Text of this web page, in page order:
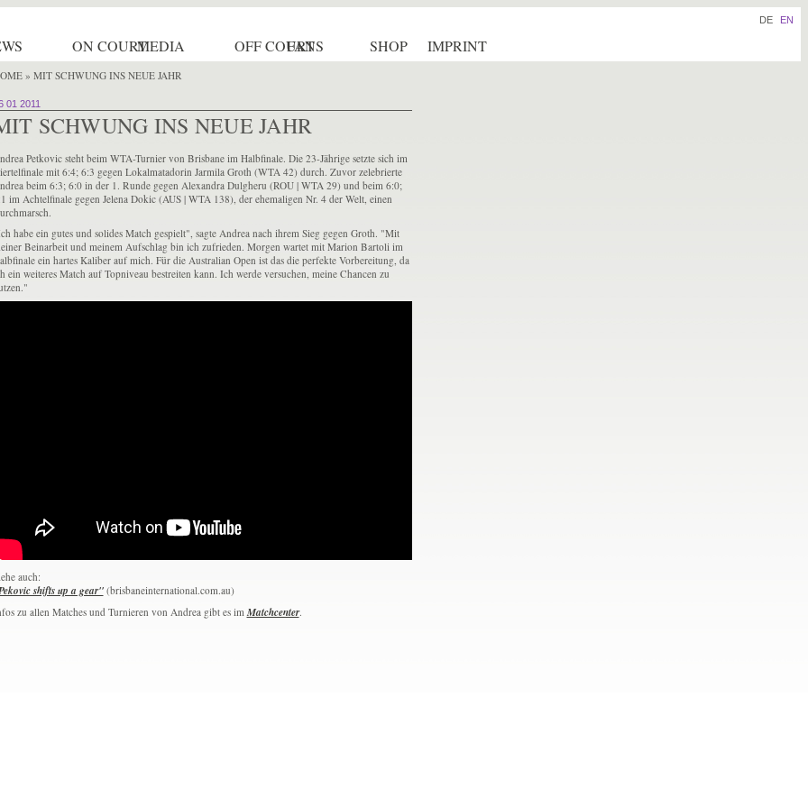
EN
DE
ON COURTMEDIA OFF COURT
FANS SHOP IMPRINT
» MIT SCHWUNG INS NEUE JAHR
01 2011
SCHWUNG INS NEUE JAHR
Petkovic steht beim WTA-Turnier von Brisbane im Halbfinale. Die 23-Jährige setzte sich im
mit 6:4; 6:3 gegen Lokalmatadorin Jarmila Groth (WTA 42) durch. Zuvor zelebrierte
beim 6:3; 6:0 in der 1. Runde gegen Alexandra Dulgheru (ROU | WTA 29) und beim 6:0;
im Achtelfinale gegen Jelena Dokic (AUS | WTA 138), der ehemaligen Nr. 4 der Welt, einen
habe ein gutes und solides Match gespielt", sagte Andrea nach ihrem Sieg gegen Groth. "Mit
Beinarbeit und meinem Aufschlag bin ich zufrieden. Morgen wartet mit Marion Bartoli im
ein hartes Kaliber auf mich. Für die Australian Open ist das die perfekte Vorbereitung, da
ein weiteres Match auf Topniveau bestreiten kann. Ich werde versuchen, meine Chancen zu
auch:
shifts up a gear"(brisbaneinternational.com.au)
zu allen Matches und Turnieren von Andrea gibt es imMatchcenter.